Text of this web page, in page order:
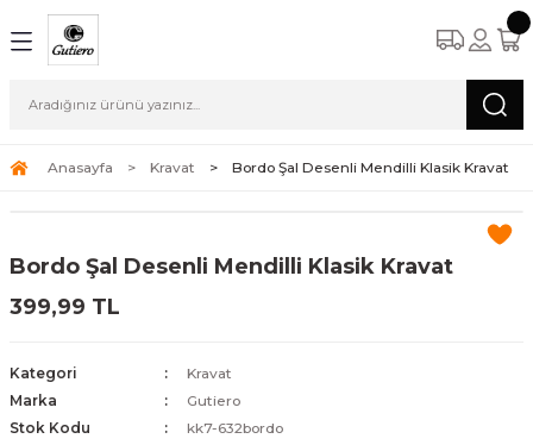
Anasayfa Kravat Bordo Şal Desenli Mendilli Klasik Kravat
Bordo Şal Desenli Mendilli Klasik Kravat
399,99 TL
Kategori
Kravat
Marka
Gutiero
Stok Kodu
kk7-632bordo